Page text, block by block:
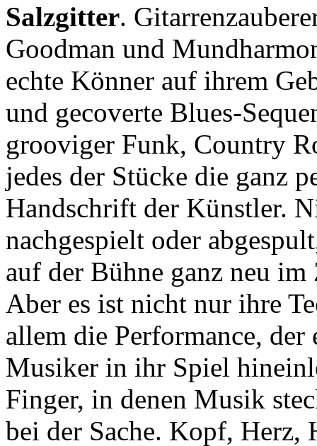
Salzgitter.
Goodman und
echte Könner auf ihrem
und gecoverte Blues-
grooviger Funk, Country
jedes der Stücke die ganz
Handschrift der Künstler.
nachgespielt oder
auf der Bühne ganz neu im
Aber es ist nicht nur ihre
allem die Performance,
Musiker in ihr Spiel
Finger, in denen Musik
bei der Sache. Kopf, Herz,